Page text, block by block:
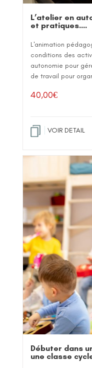
L’atelier en
et pratiques….
L'animation
conditions des
autonomie pour
de travail pour
40,00€
VOIR DETAIL
Débuter dans
une classe